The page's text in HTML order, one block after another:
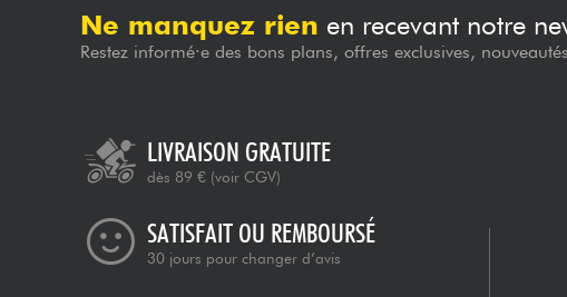
Ne manquez rien en recevant notre
Restez informé·e des bons plans, offres exclusives,
LIVRAISON GRATUITE
dès 89 € (voir CGV)
SATISFAIT OU REMBOURSÉ
30 jours pour changer d’avis